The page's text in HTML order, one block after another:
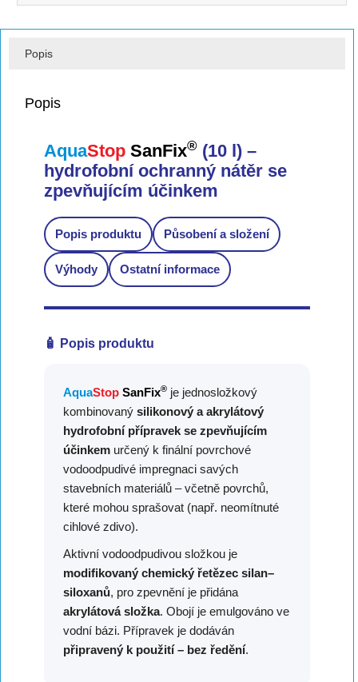
Popis
Popis
AquaStop SanFix® (10 l) –
hydrofobní ochranný nátěr se
zpevňujícím účinkem
Popis produktu Působení a složení
Výhody Ostatní informace
🧴 Popis produktu
AquaStop SanFix® je jednosložkový
kombinovaný silikonový a akrylátový
hydrofobní přípravek se zpevňujícím
účinkem určený k finální povrchové
vodoodpudivé impregnaci savých
stavebních materiálů – včetně povrchů,
které mohou sprašovat (např. neomítnuté
cihlové zdivo).
Aktivní vodoodpudivou složkou je
modifikovaný chemický řetězec silan–
siloxanů, pro zpevnění je přidána
akrylátová složka. Obojí je emulgováno ve
vodní bázi. Přípravek je dodáván
připravený k použití – bez ředění.